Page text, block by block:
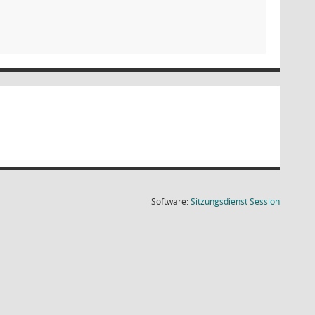
Software:SitzungsdienstSession(Wird in